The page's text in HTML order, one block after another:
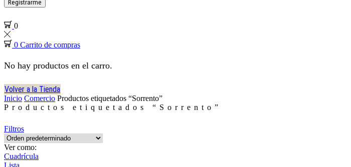
Registrarme
0
0 Carrito de compras
No hay productos en el carro.
Volver a la Tienda
Inicio Comercio Productos etiquetados “Sorrento”
Productos etiquetados “Sorrento”
Filtros
Ver como:
Cuadrícula
Lista